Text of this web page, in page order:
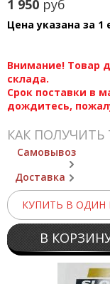
1 950 руб
Цена указана за
Внимание! Товар
склада.
Срок поставки в
дождитесь,
КАК ПОЛУЧИТЬ
Самовывоз
Доставка
КУПИТЬ В ОДИН
В